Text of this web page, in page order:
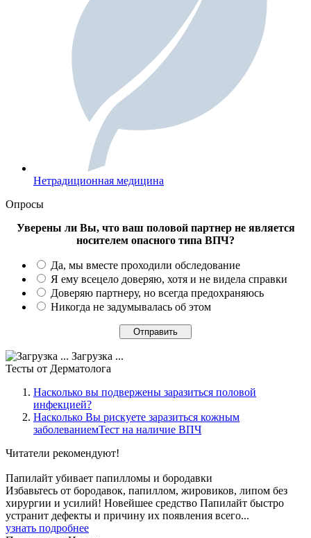
Нетрадиционная медицина
Опросы
Уверены ли Вы, что ваш половой партнер не является
носителем опасного типа ВПЧ?
Да, мы вместе проходили обследование
Я ему всецело доверяю, хотя и не видела справки
Доверяю партнеру, но всегда предохраняюсь
Никогда не задумывалась об этом
Загрузка ...
Тесты от Дерматолога
Насколько вы подвержены заразиться половой
инфекцией?
Насколько Вы рискуете заразиться кожным
заболеваниемТест на наличие ВПЧ
Читатели рекомендуют!
Папилайт убивает папилломы и бородавки
Избавьтесь от бородавок, папиллом, жировиков, липом без
хирургии и усилий! Новейшее средство Папилайт быстро
устранит дефекты и причину их появления всего...
узнать подробнее